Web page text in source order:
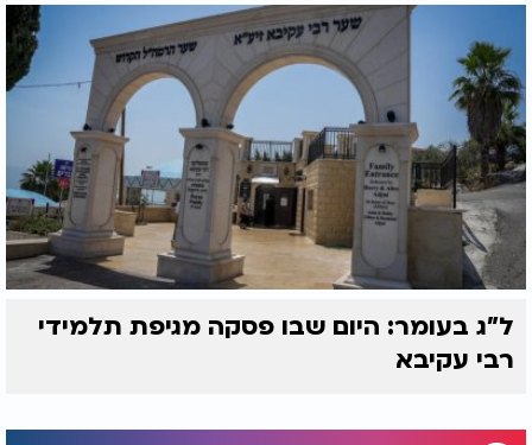
ל"ג בעומר: היום שבו פסקה מגיפת תלמידי
רבי עקיבא